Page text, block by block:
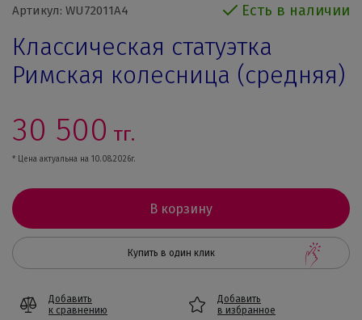
Артикул: WU72011A4 Есть в наличии
Классическая статуэтка
Римская колесница (средняя)
30 500 тг.
* Цена актуальна на 10.08.2026г.
В корзину
Купить в один клик
Добавить
к сравнению
Добавить
в избранное